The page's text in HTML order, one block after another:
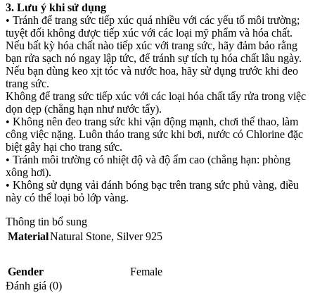
3. Lưu ý khi sử dụng
• Tránh để trang sức tiếp xúc quá nhiều với các yếu tố môi trường;
tuyệt đối không được tiếp xúc với các loại mỹ phẩm và hóa chất.
Nếu bất kỳ hóa chất nào tiếp xúc với trang sức, hãy đảm bảo rằng
bạn rửa sạch nó ngay lập tức, để tránh sự tích tụ hóa chất lâu ngày.
Nếu bạn dùng keo xịt tóc và nước hoa, hãy sử dụng trước khi đeo
trang sức.
Không để trang sức tiếp xúc với các loại hóa chất tẩy rửa trong việc
dọn dẹp (chẳng hạn như nước tẩy).
• Không nên đeo trang sức khi vận động mạnh, chơi thể thao, làm
công việc nặng. Luôn tháo trang sức khi bơi, nước có Chlorine đặc
biệt gây hại cho trang sức.
• Tránh môi trường có nhiệt độ và độ ẩm cao (chẳng hạn: phòng
xông hơi).
• Không sử dụng vải đánh bóng bạc trên trang sức phủ vàng, điều
này có thể loại bỏ lớp vàng.
Thông tin bổ sung
MaterialNatural Stone, Silver 925
Gender
Female
Đánh giá (0)